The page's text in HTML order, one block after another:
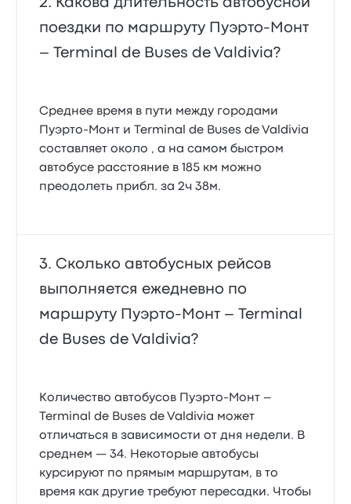
поездки по маршруту Пуэрто-Монт
– Terminal de Buses de Valdivia?
Среднее время в пути между городами
Пуэрто-Монт и Terminal de Buses de Valdivia
составляет около , а на самом быстром
автобусе расстояние в 185 км можно
преодолеть прибл. за 2ч 38м.
Сколько автобусных рейсов
выполняется ежедневно по
маршруту Пуэрто-Монт – Terminal
de Buses de Valdivia?
Количество автобусов Пуэрто-Монт –
Terminal de Buses de Valdivia может
отличаться в зависимости от дня недели. В
среднем — 34. Некоторые автобусы
курсируют по прямым маршрутам, в то
время как другие требуют пересадки. Чтобы